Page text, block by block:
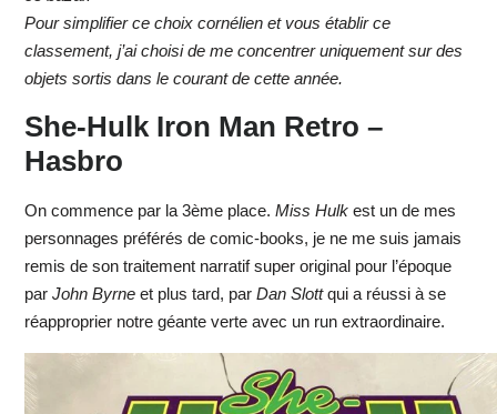
Pour simplifier ce choix cornélien et vous établir ce
classement, j’ai choisi de me concentrer uniquement sur des
objets sortis dans le courant de cette année.
She-Hulk Iron Man Retro –
Hasbro
On commence par la 3ème place. Miss Hulkest un de mes
personnages préférés de comic-books, je ne me suis jamais
remis de son traitement narratif super original pour l’époque
par John Byrneet plus tard, par Dan Slottqui a réussi à se
réapproprier notre géante verte avec un run extraordinaire.